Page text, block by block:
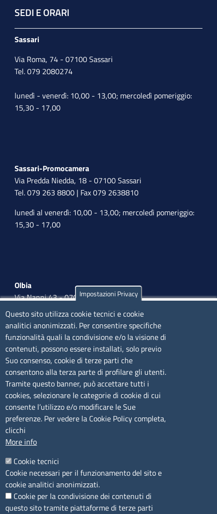
SEDI E ORARI
Sassari
Via Roma, 74 - 07100 Sassari
Tel. 079 2080274
lunedì - venerdì: 10,00 - 13,00; mercoledì pomeriggio:
15,30 - 17,00
Sassari-Promocamera
Via Predda Niedda, 18 - 07100 Sassari
Tel. 079 263 8800 | Fax 079 2638810
lunedì al venerdì: 10,00 - 13,00; mercoledì pomeriggio:
15,30 - 17,00
Olbia
Via Nanni 43 - 07026 Olbia
Tel. 0789 66122 | 0789 69580
mail: ufficio.olbia@ss.camcom.it
lunedì al venerdì: 9,00 - 12,00; lunedì pomeriggio: 16,00
- 17,00
CONTATTI
Camera di Commercio, Industria, Artigianato e
Agricoltura di Sassari
PEC
P.IVA01047570906
Codice Fiscale
Codice Univoco per le fatture elettroniche: UFPXFS
LINK UTILI
Impostazioni Privacy
Questo sito utilizza cookie tecnici e cookie
analitici anonimizzati. Per consentire specifiche
funzionalità quali la condivisione e/o la visione di
contenuti, possono essere installati, solo previo
Suo consenso, cookie di terze parti che
consentono alla terza parte di profilare gli utenti.
Tramite questo banner, può accettare tutti i
cookies, selezionare le categorie di cookie di cui
consente l’utilizzo e/o modificare le Sue
preferenze. Per vedere la Cookie Policy completa,
clicchi
More info
Cookie tecnici
Cookie necessari per il funzionamento del sito e
cookie analitici anonimizzati.
Cookie per la condivisione dei contenuti di
questo sito tramite piattaforme di terze parti